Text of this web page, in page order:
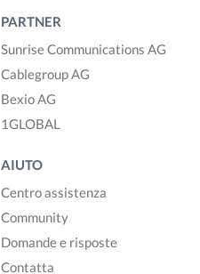
PARTNER
Sunrise Communications AG
Cablegroup AG
Bexio AG
1GLOBAL
AIUTO
Centro assistenza
Community
Domande e risposte
Contatta